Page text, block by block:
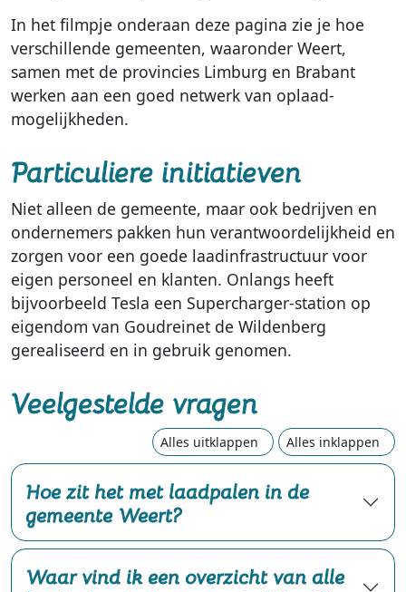
In het filmpje onderaan deze pagina zie je hoe
verschillende gemeenten, waaronder Weert,
samen met de provincies Limburg en Brabant
werken aan een goed netwerk van oplaad-
mogelijkheden.
Particuliere initiatieven
Niet alleen de gemeente, maar ook bedrijven en
ondernemers pakken hun verantwoordelijkheid en
zorgen voor een goede laadinfrastructuur voor
eigen personeel en klanten. Onlangs heeft
bijvoorbeeld Tesla een Supercharger-station op
eigendom van Goudreinet de Wildenberg
gerealiseerd en in gebruik genomen.
Veelgestelde vragen
Alles uitklappen Alles inklappen
Hoe zit het met laadpalen in de
gemeente Weert?
Waar vind ik een overzicht van alle